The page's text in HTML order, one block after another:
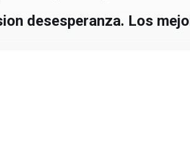
desesperanza. Los